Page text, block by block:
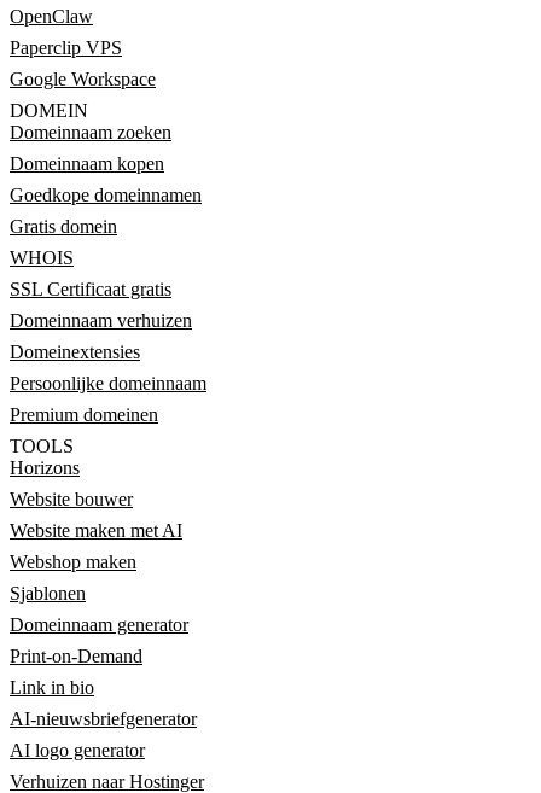
OpenClaw
Paperclip VPS
Google Workspace
DOMEIN
Domeinnaam zoeken
Domeinnaam kopen
Goedkope domeinnamen
Gratis domein
WHOIS
SSL Certificaat gratis
Domeinnaam verhuizen
Domeinextensies
Persoonlijke domeinnaam
Premium domeinen
TOOLS
Horizons
Website bouwer
Website maken met AI
Webshop maken
Sjablonen
Domeinnaam generator
Print-on-Demand
Link in bio
AI-nieuwsbriefgenerator
AI logo generator
Verhuizen naar Hostinger